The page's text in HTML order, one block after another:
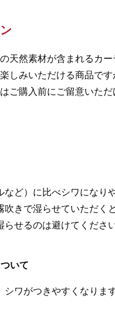
天然素材が含まれるカ
しみいただける商品で
ご購入前にご留意いた
など）に比べシワになり
吹きで湿らせていただく
らせるのは避けてくださ
いて
シワがつきやすくなりま